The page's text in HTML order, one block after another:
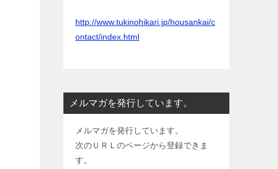
http://www.tukinohikari.jp/housankai/c
ontact/index.html
メルマガを発行しています。
メルマガを発行しています。
次のＵＲＬのページから登録できま
す。